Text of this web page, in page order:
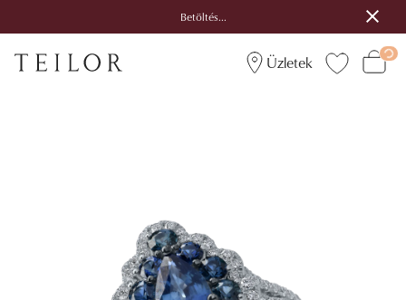
Betöltés...
Üzletek